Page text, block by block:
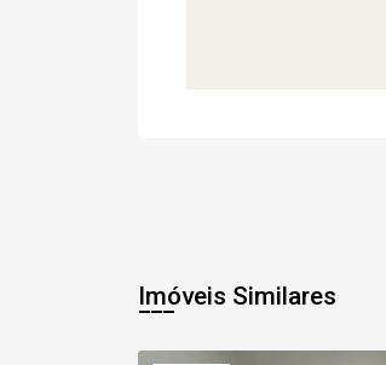
Imóveis Similares